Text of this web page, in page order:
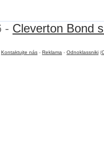
- Cleverton Bond
Kontaktujte nás - Reklama - Odnoklassniki (